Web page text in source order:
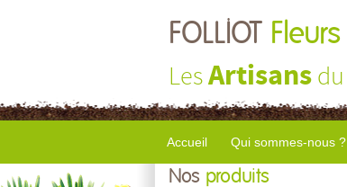
FOLLIOT Fleurs
LesArtisans du
Accueil Qui sommes-nous ?
Nos produits